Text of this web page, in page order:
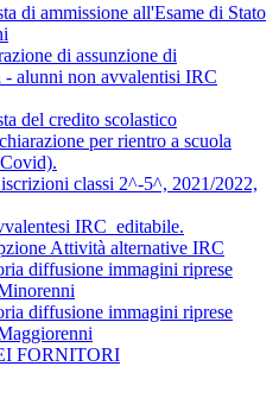
di ammissione all'Esame di Stato
di assunzione di
- alunni non avvalentisi IRC
del credito scolastico
per rientro a scuola
classi 2^-5^, 2021/2022,
IRC_editabile.
Attività alternative IRC
diffusione immagini riprese
diffusione immagini riprese
FORNITORI